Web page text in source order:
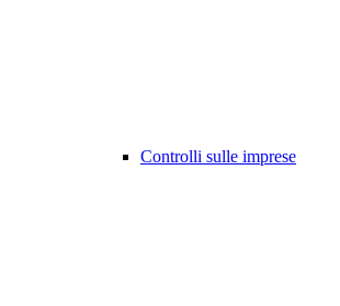
Controlli sulle imprese